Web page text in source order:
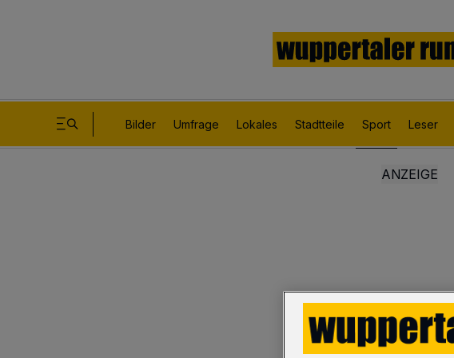
Bilder Umfrage Lokales Stadtteile Sport Leser